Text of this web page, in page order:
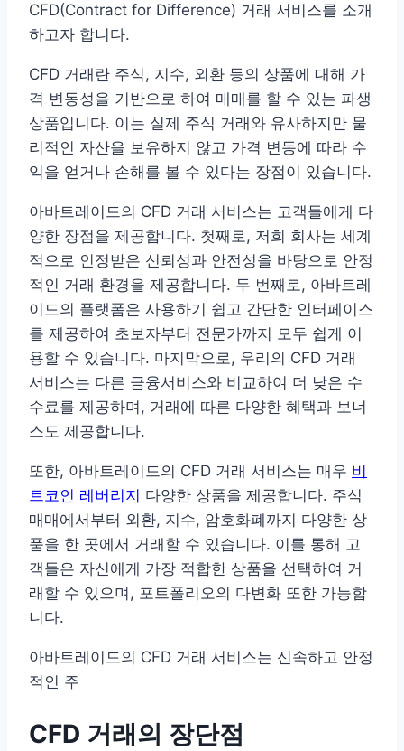
CFD(Contract for Difference) 거래 서비스를 소개
하고자 합니다.
CFD 거래란 주식, 지수, 외환 등의 상품에 대해 가
격 변동성을 기반으로 하여 매매를 할 수 있는 파생
상품입니다. 이는 실제 주식 거래와 유사하지만 물
리적인 자산을 보유하지 않고 가격 변동에 따라 수
익을 얻거나 손해를 볼 수 있다는 장점이 있습니다.
아바트레이드의 CFD 거래 서비스는 고객들에게 다
양한 장점을 제공합니다. 첫째로, 저희 회사는 세계
적으로 인정받은 신뢰성과 안전성을 바탕으로 안정
적인 거래 환경을 제공합니다. 두 번째로, 아바트레
이드의 플랫폼은 사용하기 쉽고 간단한 인터페이스
를 제공하여 초보자부터 전문가까지 모두 쉽게 이
용할 수 있습니다. 마지막으로, 우리의 CFD 거래
서비스는 다른 금융서비스와 비교하여 더 낮은 수
수료를 제공하며, 거래에 따른 다양한 혜택과 보너
스도 제공합니다.
또한, 아바트레이드의 CFD 거래 서비스는 매우 비
트코인 레버리지 다양한 상품을 제공합니다. 주식
매매에서부터 외환, 지수, 암호화폐까지 다양한 상
품을 한 곳에서 거래할 수 있습니다. 이를 통해 고
객들은 자신에게 가장 적합한 상품을 선택하여 거
래할 수 있으며, 포트폴리오의 다변화 또한 가능합
니다.
아바트레이드의 CFD 거래 서비스는 신속하고 안정
적인 주
CFD 거래의 장단점